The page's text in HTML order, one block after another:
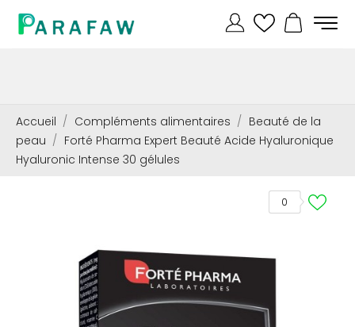
Accueil Compléments alimentaires
Beauté de la
peau
Forté Pharma Expert Beauté Acide Hyaluronique
Hyaluronic Intense 30 gélules
0